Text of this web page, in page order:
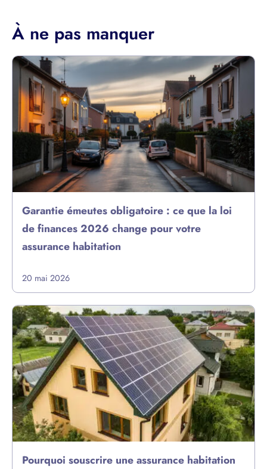
À ne pas manquer
Garantie émeutes obligatoire : ce que la loi
de finances 2026 change pour votre
assurance habitation
20 mai 2026
Pourquoi souscrire une assurance habitation